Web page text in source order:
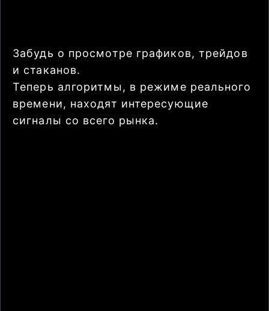
Забудь о просмотре графиков, трейдов
и стаканов.
Теперь алгоритмы, в режиме реального
времени, находят интересующие
сигналы со всего рынка.